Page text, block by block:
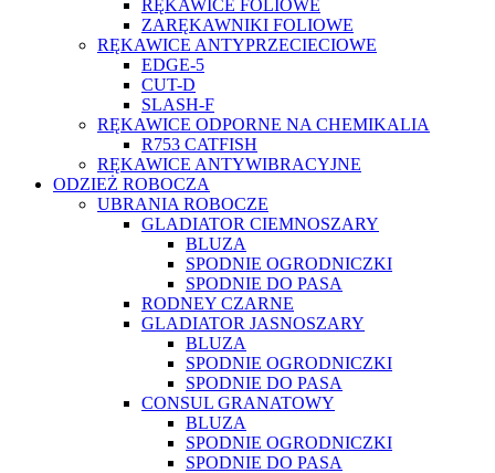
RĘKAWICE FOLIOWE
ZARĘKAWNIKI FOLIOWE
RĘKAWICE ANTYPRZECIECIOWE
EDGE-5
CUT-D
SLASH-F
RĘKAWICE ODPORNE NA CHEMIKALIA
R753 CATFISH
RĘKAWICE ANTYWIBRACYJNE
ODZIEŻ ROBOCZA
UBRANIA ROBOCZE
GLADIATOR CIEMNOSZARY
BLUZA
SPODNIE OGRODNICZKI
SPODNIE DO PASA
RODNEY CZARNE
GLADIATOR JASNOSZARY
BLUZA
SPODNIE OGRODNICZKI
SPODNIE DO PASA
CONSUL GRANATOWY
BLUZA
SPODNIE OGRODNICZKI
SPODNIE DO PASA